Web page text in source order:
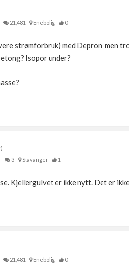
21,481 Enebolig 0
strømforbruk) med Depron, men
Isopor under?
3 Stavanger 1
Kjellergulvet er ikke nytt. Det er
21,481 Enebolig 0